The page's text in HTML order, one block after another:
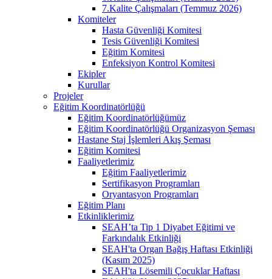
7.Kalite Çalışmaları (Temmuz 2026)
Komiteler
Hasta Güvenliği Komitesi
Tesis Güvenliği Komitesi
Eğitim Komitesi
Enfeksiyon Kontrol Komitesi
Ekipler
Kurullar
Projeler
Eğitim Koordinatörlüğü
Eğitim Koordinatörlüğümüz
Eğitim Koordinatörlüğü Organizasyon Şeması
Hastane Staj İşlemleri Akış Şeması
Eğitim Komitesi
Faaliyetlerimiz
Eğitim Faaliyetlerimiz
Sertifikasyon Programları
Oryantasyon Programları
Eğitim Planı
Etkinliklerimiz
SEAH’ta Tip 1 Diyabet Eğitimi ve
Farkındalık Etkinliği
SEAH'ta Organ Bağış Haftası Etkinliği
(Kasım 2025)
SEAH'ta Lösemili Çocuklar Haftası